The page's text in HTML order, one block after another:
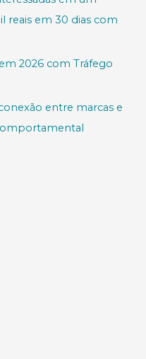
reais em 30 dias com
2026 com Tráfego
entre marcas e